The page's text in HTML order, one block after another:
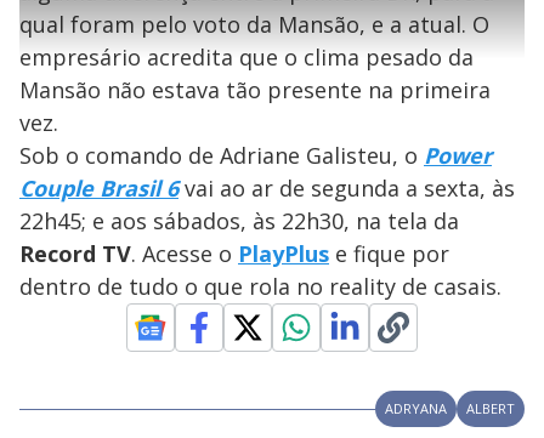
l
a
y
V
i
d
e
g
n
d
s
s
e
u
n
o
M
u
d
o
n h
a
qual foram pelo voto da Mansão, e a atual. O
empresário acredita que o clima pesado da
Mansão não estava tão presente na primeira
vez.
Sob o comando de Adriane Galisteu, o Power
Couple Brasil 6vai ao ar de segunda a sexta, às
22h45; e aos sábados, às 22h30, na tela da
Record TV. Acesse o PlayPlus e fique por
dentro de tudo o que rola no reality de casais.
ADRYANA ALBERT